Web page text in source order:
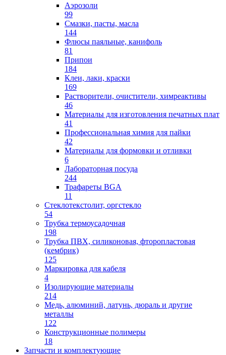
Аэрозоли
99
Смазки, пасты, масла
144
Флюсы паяльные, канифоль
81
Припои
184
Клеи, лаки, краски
169
Растворители, очистители, химреактивы
46
Материалы для изготовления печатных плат
41
Профессиональная химия для пайки
42
Материалы для формовки и отливки
6
Лабораторная посуда
244
Трафареты BGA
11
Стеклотекстолит, оргстекло
54
Трубка термоусадочная
198
Трубка ПВХ, силиконовая, фторопластовая
(кембрик)
125
Маркировка для кабеля
4
Изолирующие материалы
214
Медь, алюминий, латунь, дюраль и другие
металлы
122
Конструкционные полимеры
18
Запчасти и комплектующие